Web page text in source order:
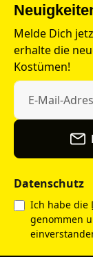
Melde Dich
erhalte die
Kostümen!
Datenschutz
Ich habe die
genommen